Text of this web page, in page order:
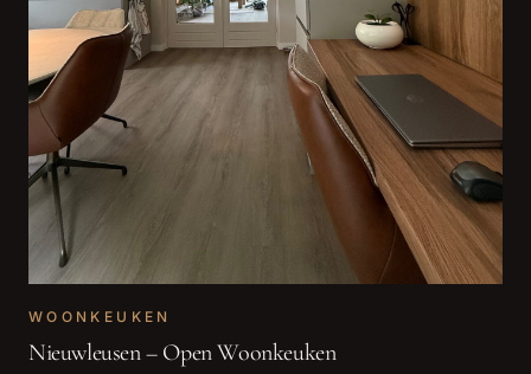
WOONKEUKEN
Nieuwleusen – Open Woonkeuken